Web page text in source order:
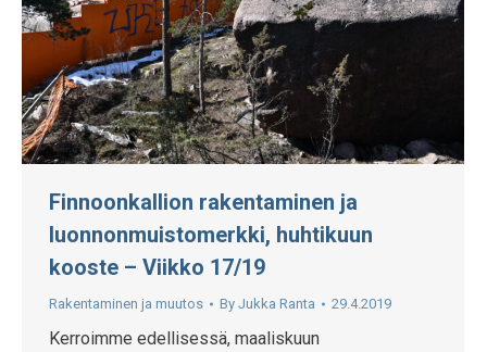
Finnoonkallion rakentaminen ja
luonnonmuistomerkki, huhtikuun
kooste – Viikko 17/19
Rakentaminen ja muutos By Jukka Ranta 29.4.2019
Kerroimme edellisessä, maaliskuun